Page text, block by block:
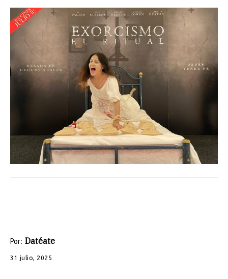
Por: Datéate
31 julio, 2025